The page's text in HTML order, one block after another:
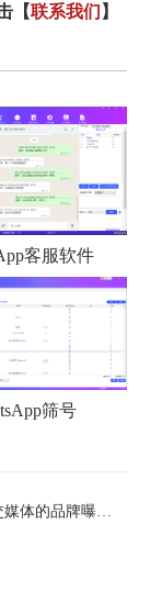
【联系我们 】
客服软件
筛号
的品牌曝光！